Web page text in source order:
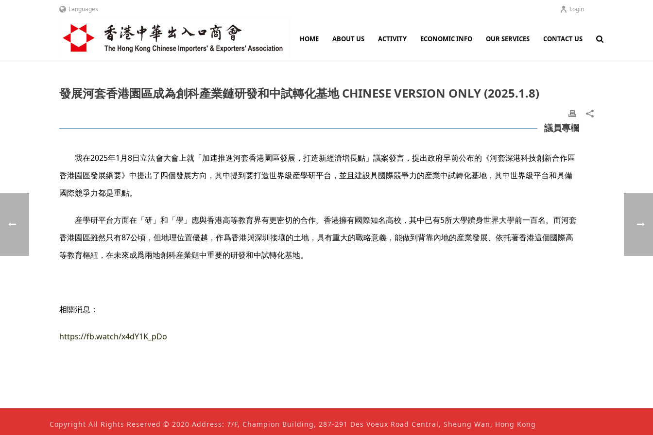
Languages Login
HOME ABOUT US ACTIVITY ECONOMIC INFO OUR SERVICES CONTACT US
發展河套香港園區成為創科產業鏈研發和中試轉化基地 CHINESE VERSION ONLY (2025.1.8)
議員專欄
我在2025年1月8日立法會大會上就「加速推進河套香港園區發展，打造新經濟增長點」議案發言，提出政府早前公布的《河套深港科技創新合作區
香港園區發展綱要》中提出了四個發展方向，其中提到要打造世界級産學研平台，並且建設具國際競爭力的産業中試轉化基地，其中世界級平台和具備
國際競爭力都是重點。
産學研平台方面在「研」和「學」應與香港高等教育界有更密切的合作。香港擁有國際知名高校，其中已有5所大學躋身世界大學前一百名。而河套
香港園區雖然只有87公頃，但地理位置優越，作爲香港與深圳接壤的土地，具有重大的戰略意義，能做到背靠內地的産業發展、依托著香港這個國際高
等教育樞紐，在未來成爲兩地創科産業鏈中重要的研發和中試轉化基地。
相關消息：
https://fb.watch/x4dY1K_pDo
Copyright All Rights Reserved © 2020 Address: 7/F, Champion Building, 287-291 Des Voeux Road Central, Sheung Wan, Hong Kong